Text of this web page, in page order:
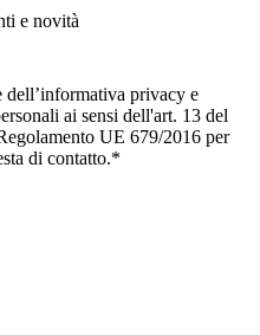
e novità
privacy e
ai sensi dell'art. 13 del
UE 679/2016 per
di contatto.*